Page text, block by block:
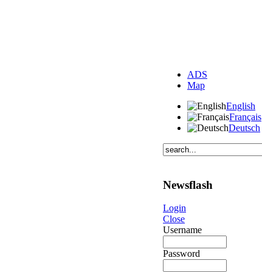
ADS
Map
English
Français
Deutsch
Newsflash
Login
Close
Username
Password